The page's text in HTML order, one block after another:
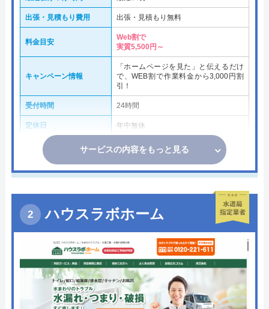
出張・見積もり費用 出張・見積もり無料
料金目安
Web割で
実質5,500円～
キャンペーン情報
「ホームページを見た」と伝えるだけ
で、WEB割で作業料金から3,000円割
引！
受付時間 24時間
定休日 年中無休
サービスの内容をもっと見る
ハウスラボホーム